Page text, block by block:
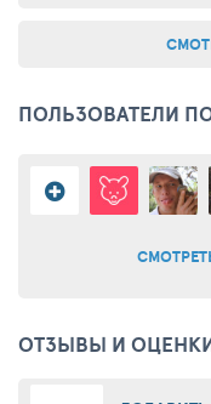
ПОЛЬЗОВАТЕЛИ
ОТЗЫВЫ И